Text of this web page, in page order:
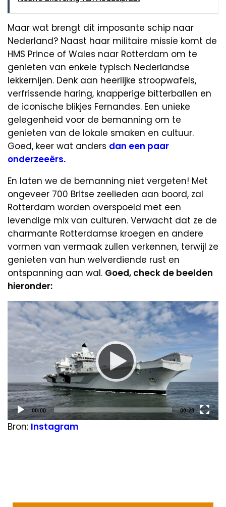
Maar wat brengt dit imposante schip naar
Nederland? Naast haar militaire missie komt de
HMS Prince of Wales naar Rotterdam om te
genieten van enkele typisch Nederlandse
lekkernijen. Denk aan heerlijke stroopwafels,
verfrissende haring, knapperige bitterballen en
de iconische blikjes Fernandes. Een unieke
gelegenheid voor de bemanning om te
genieten van de lokale smaken en cultuur.
Goed, keer wat anders dan een paar
onderzeeërs.
En laten we de bemanning niet vergeten! Met
ongeveer 700 Britse zeelieden aan boord, zal
Rotterdam worden overspoeld met een
levendige mix van culturen. Verwacht dat ze de
charmante Rotterdamse kroegen en andere
vormen van vermaak zullen verkennen, terwijl ze
genieten van hun welverdiende rust en
ontspanning aan wal. Goed, check de beelden
hieronder:
Video
Player
Current
time
00:00
Total
duration
00:28
Bron: Instagram